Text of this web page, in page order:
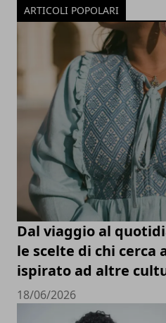
ARTICOLI POPOLARI
Dal viaggio al
le scelte di chi cerca
ispirato ad altre
18/06/2026